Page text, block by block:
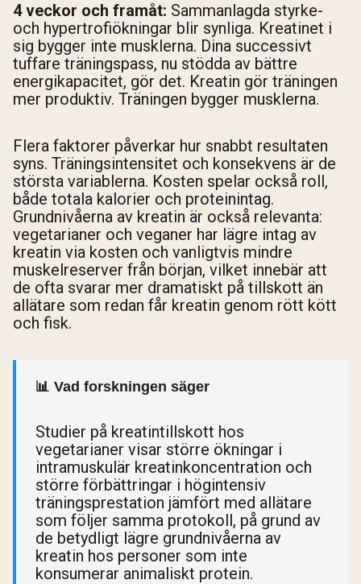
4 veckor och framåt: Sammanlagda styrke-
och hypertrofiökningar blir synliga. Kreatinet i
sig bygger inte musklerna. Dina successivt
tuffare träningspass, nu stödda av bättre
energikapacitet, gör det. Kreatin gör träningen
mer produktiv. Träningen bygger musklerna.
Flera faktorer påverkar hur snabbt resultaten
syns. Träningsintensitet och konsekvens är de
största variablerna. Kosten spelar också roll,
både totala kalorier och proteinintag.
Grundnivåerna av kreatin är också relevanta:
vegetarianer och veganer har lägre intag av
kreatin via kosten och vanligtvis mindre
muskelreserver från början, vilket innebär att
de ofta svarar mer dramatiskt på tillskott än
allätare som redan får kreatin genom rött kött
och fisk.
📊 Vad forskningen säger
Studier på kreatintillskott hos
vegetarianer visar större ökningar i
intramuskulär kreatinkoncentration och
större förbättringar i högintensiv
träningsprestation jämfört med allätare
som följer samma protokoll, på grund av
de betydligt lägre grundnivåerna av
kreatin hos personer som inte
konsumerar animaliskt protein.